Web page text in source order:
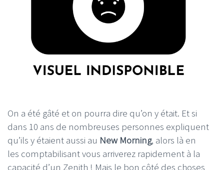
On a été gâté et on pourra dire qu’on y était. Et si
dans 10 ans de nombreuses personnes expliquent
qu’ils y étaient aussi au New Morning, alors là en
les comptabilisant vous arriverez rapidement à la
capacité d’un Zenith ! Mais le bon côté des choses